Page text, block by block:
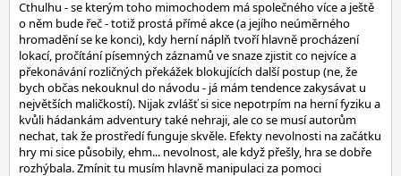
Cthulhu - se kterým toho mimochodem má společného více a ještě
o něm bude řeč - totiž prostá přímé akce (a jejího neúměrného
hromadění se ke konci), kdy herní náplň tvoří hlavně procházení
lokací, pročítání písemných záznamů ve snaze zjistit co nejvíce a
překonávání rozličných překážek blokujících další postup (ne, že
bych občas nekouknul do návodu - já mám tendence zakysávat u
největších maličkostí). Nijak zvlášť si sice nepotrpím na herní fyziku a
kvůli hádankám adventury také nehraji, ale co se musí autorům
nechat, tak že prostředí funguje skvěle. Efekty nevolnosti na začátku
hry mi sice působily, ehm... nevolnost, ale když přešly, hra se dobře
rozhýbala. Zmínit tu musím hlavně manipulaci za pomoci